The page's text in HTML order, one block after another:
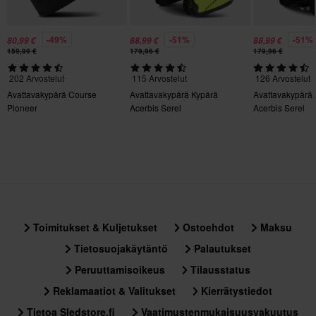
• Vahvistettu kiinnitysliina
• Pikalukitushihna
• Paino: 1750 +/- 50 g
• ECE 22.06 -sertifioitu
• DOT-sertifioitu/PJ-sertifioitu
Ei mitään
Kypärän ominaisuudet
Sisäinen aurinkovisiiri, Pikakiinnitys, Irrotettava vuori,
Kypäräpuhelinvalmius, Pinlock-valmius
Materiaali
Yli 1500 g
Materiaali
Ulkomateriaali
100% Polykarbonaatti
80,99 € -49%
159,99 €
202 Arvostelut
Avattavakypärä Course
Pioneer
88,99 € -51%
179,96 €
115 Arvostelut
Avattavakypärä Kypärä
Acerbis Serel
88,99 € -51%
179,96 €
126 Arvostelut
Avattavakypärä
Acerbis Serel
Toimitukset & Kuljetukset Ostoehdot
Maksu
Tietosuojakäytäntö
Palautukset
Peruuttamisoikeus
Tilausstatus
Reklamaatiot & Valitukset
Kierrätystiedot
Tietoa Sledstore.fi
Vaatimustenmukaisuusvakuutus